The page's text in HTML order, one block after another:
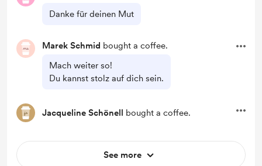
Danke für deinen Mut
Marek Schmid bought a coffee.
Mach weiter so!
Du kannst stolz auf dich sein.
Jacqueline Schönell bought a coffee.
See more